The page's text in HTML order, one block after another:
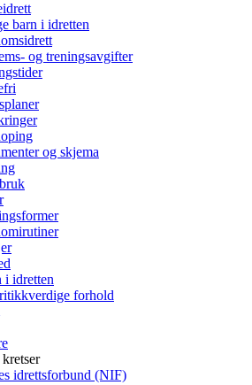
barn i idretten
og treningsavgifter
og skjema
i idretten
forhold
idrettsforbund (NIF)